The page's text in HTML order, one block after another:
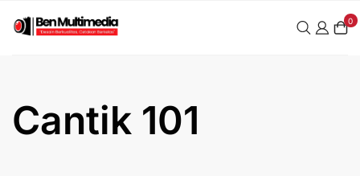
0
Cantik 101